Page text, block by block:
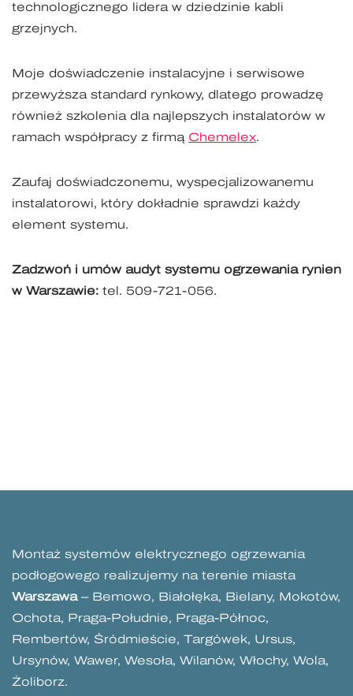
technologicznego lidera w dziedzinie kabli
grzejnych.
Moje doświadczenie instalacyjne i serwisowe
przewyższa standard rynkowy, dlatego prowadzę
również szkolenia dla najlepszych instalatorów w
ramach współpracy z firmą Chemelex.
Zaufaj doświadczonemu, wyspecjalizowanemu
instalatorowi, który dokładnie sprawdzi każdy
element systemu.
Zadzwoń i umów audyt systemu ogrzewania rynien
w Warszawie: tel. 509-721-056.
Montaż systemów elektrycznego ogrzewania
podłogowego realizujemy na terenie miasta
Warszawa– Bemowo, Białołęka, Bielany, Mokotów,
Ochota, Praga-Południe, Praga-Północ,
Rembertów, Śródmieście, Targówek, Ursus,
Ursynów, Wawer, Wesoła, Wilanów, Włochy, Wola,
Żoliborz.